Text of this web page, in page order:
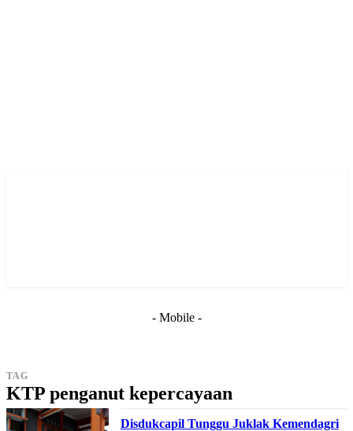
- Mobile -
TAG
KTP penganut kepercayaan
Disdukcapil Tunggu Juklak Kemendagri